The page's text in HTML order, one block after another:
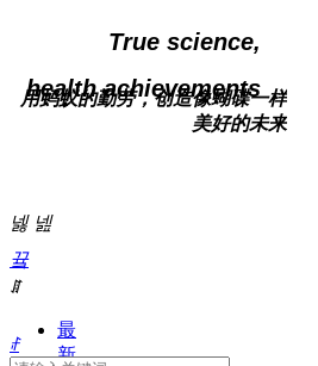
True science,
health achievements
用蚂蚁的勤劳，创造像蝴碟一样
美好的未来
and development team
넳 넲
끀
ꁲ
最
新
ꄙ